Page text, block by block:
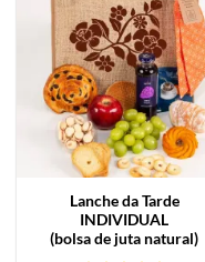
Lanche da Tarde
INDIVIDUAL
(bolsa de juta natural)